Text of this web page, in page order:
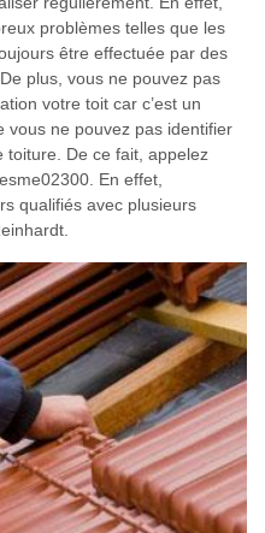
problèmes telles que les
être effectuée par des
plus, vous ne pouvez pas
votre toit car c’est un
vous ne pouvez pas identifier
De ce fait, appelez
En effet,
qualifiés avec plusieurs